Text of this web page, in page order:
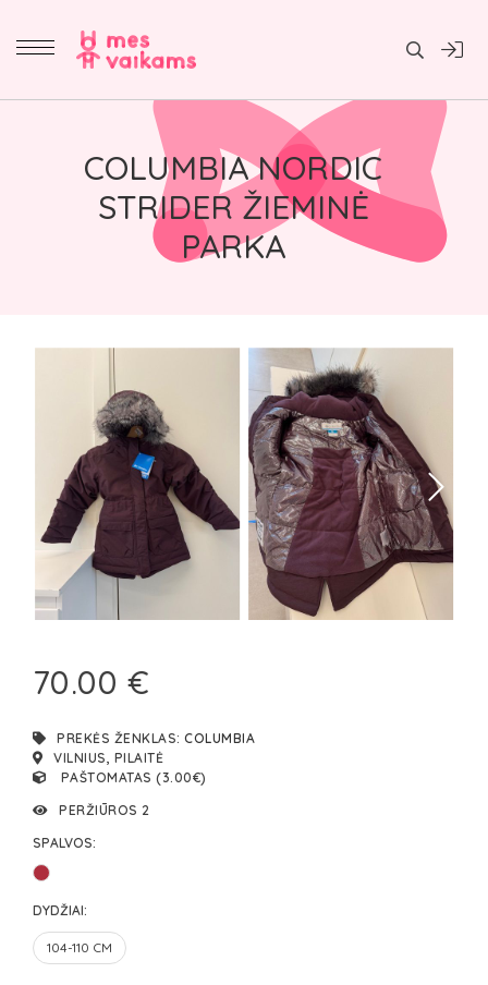
Daiktai
COLUMBIA NORDIC
STRIDER ŽIEMINĖ
PARKA
70.00 €
PREKĖS ŽENKLAS:COLUMBIA
VILNIUS, PILAITĖ
PAŠTOMATAS (3.00€)
PERŽIŪROS 2
SPALVOS:
DYDŽIAI:
104-110 CM